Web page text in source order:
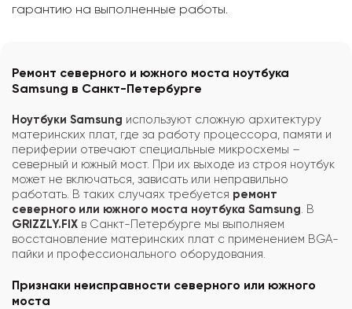
гарантию на выполненные работы.
Ремонт северного и южного моста ноутбука
Samsung в Санкт-Петербурге
Ноутбуки Samsung используют сложную архитектуру
материнских плат, где за работу процессора, памяти и
периферии отвечают специальные микросхемы –
северный и южный мост. При их выходе из строя ноутбук
может не включаться, зависать или неправильно
работать. В таких случаях требуется ремонт
северного или южного моста ноутбука Samsung . В
GRIZZLY.FIX в Санкт-Петербурге мы выполняем
восстановление материнских плат с применением BGA-
пайки и профессионального оборудования.
Признаки неисправности северного или южного
моста